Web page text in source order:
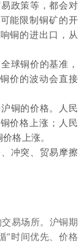
政策等，都会对
能限制铜矿的开
铜的进出口，从
球铜价的基准，
价的波动会直接
铜的价格。人民
价格上涨；人民
格上涨。
冲突、贸易摩擦
易场所。沪铜期
“时间优先、价格